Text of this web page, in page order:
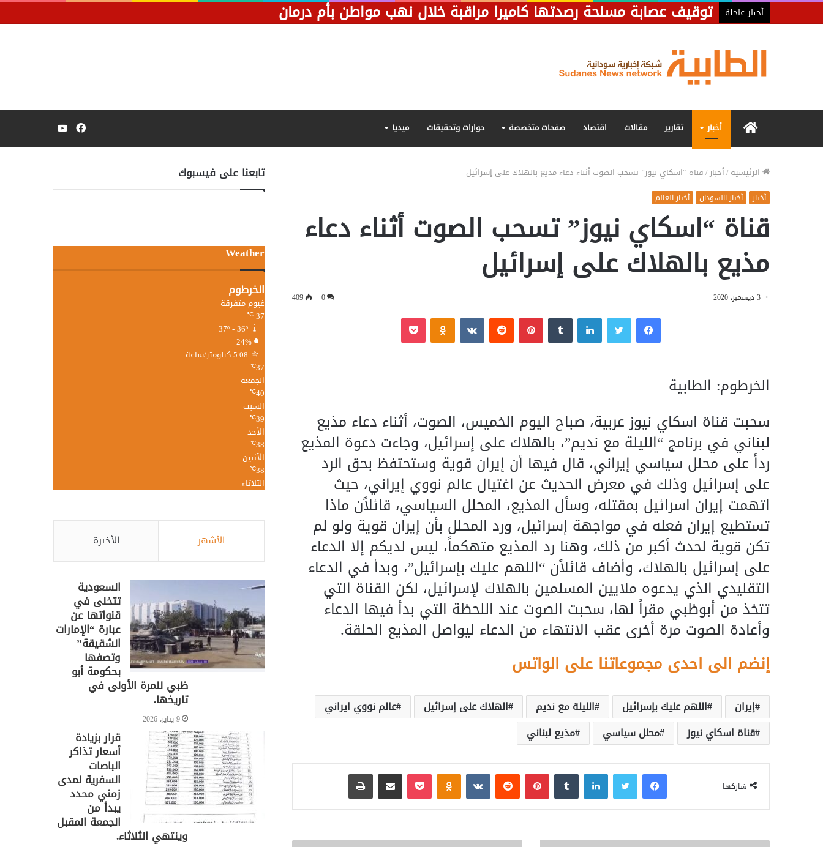
أخبار عاجلة
الرئيسيةأخبار تقارير مقالات اقتصاد صفحات متخصصة حوارات وتحقيقات ميديا فيسبوك
الرئيسية/أخبار/قناة “اسكاي نيوز” تسحب الصوت أثناء دعاء مذيع بالهلاك على إسرائيل
أخبار أخبار االسودان أخبار العالم
قناة “اسكاي نيوز” تسحب الصوت أثناء دعاء
مذيع بالهلاك على إسرائيل
3 ديسمبر، 2020 0
409
فيسبوك لينكدإن بينتيريست
الخرطوم: الطابية
سحبت قناة اسكاي نيوز عربية، صباح اليوم الخميس، الصوت، أثناء دعاء مذيع
لبناني في برنامج “الليلة مع نديم”، بالهلاك على إسرائيل، وجاءت دعوة المذيع
رداً على محلل سياسي إيراني، قال فيها أن إيران قوية وستحتفظ بحق الرد
على إسرائيل وذلك في معرض الحديث عن اغتيال عالم نووي إيراني، حيث
اتهمت إيران اسرائيل بمقتله، وسأل المذيع، المحلل السياسي، قائلاًن ماذا
تستطيع إيران فعله في مواجهة إسرائيل، ورد المحلل بأن إيران قوية ولو لم
تكن قوية لحدث أكبر من ذلك، وهنا رد المذيع متهكماً، ليس لديكم إلا الدعاء
على إسرائيل بالهلاك، وأضاف قائلاًن “اللهم عليك بإسرائيل”، وبدأ في الدعاء
التقليدي الذي يدعوه ملايين المسلمين بالهلاك لإسرائيل، لكن القناة التي
تتخذ من أبوظبي مقراً لها، سحبت الصوت عند اللحظة التي بدأ فيها الدعاء
وأعادة الصوت مرة أخرى عقب الانتهاء من الدعاء ليواصل المذيع الحلقة.
إنضم الى احدى مجموعاتنا على الواتس
إيران اللهم عليك بإسرائيل الليلة مع نديم الهلاك على إسرائيل
عالم نووي ايراني
قناة اسكاي نيوز
محلل سياسي مذيع لبناني
شاركها
فيسبوك لينكدإن بينتيريست بوكيت
تابعنا على فيسبوك
Weather
الخرطوم
غيوم متفرقة
37
℃
37º - 36º
24%
5.08 كيلومتر/ساعة
37
℃
الجمعة
40
℃
السبت
39
℃
الأحد
38
℃
الأثنين
38
℃
الثلاثاء
الأشهر الأخيرة
السعودية
تتخلى في
قنواتها عن
عبارة “الإمارات
الشقيقة”
وتصفها
بحكومة أبو
ظبي للمرة الأولى في
تاريخها.
9 يناير، 2026
قرار بزيادة
أسعار تذاكر
الباصات
السفرية لمدى
زمني محدد
يبدأ من
الجمعة المقبل
وينتهي الثلاثاء.